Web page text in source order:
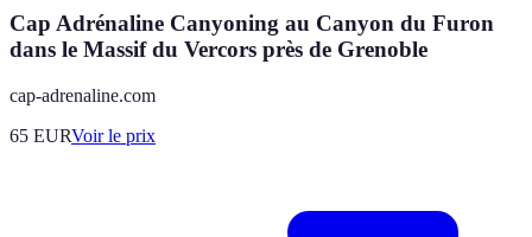
Cap Adrénaline Canyoning au Canyon du Furon
dans le Massif du Vercors près de Grenoble
cap-adrenaline.com
65 EURVoir le prix